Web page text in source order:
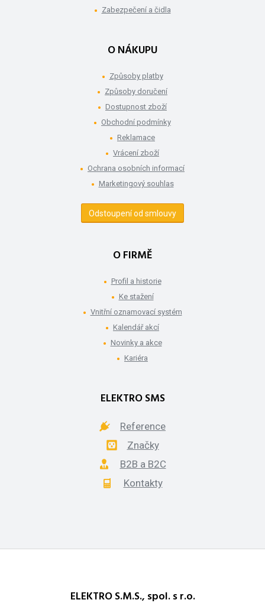
Zabezpečení a čidla
O NÁKUPU
Způsoby platby
Způsoby doručení
Dostupnost zboží
Obchodní podmínky
Reklamace
Vrácení zboží
Ochrana osobních informací
Marketingový souhlas
Odstoupení od smlouvy
O FIRMĚ
Profil a historie
Ke stažení
Vnitřní oznamovací systém
Kalendář akcí
Novinky a akce
Kariéra
ELEKTRO SMS
Reference
Značky
B2B a B2C
Kontakty
ELEKTRO S.M.S., spol. s r.o.